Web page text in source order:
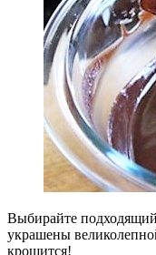
Выбирайте
украшены
крошится!